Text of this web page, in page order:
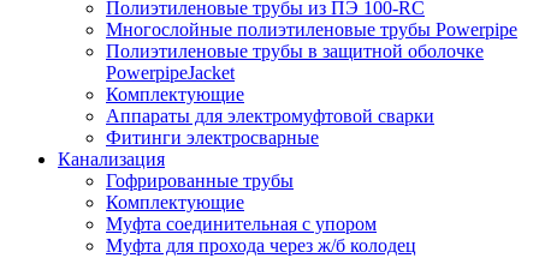
Полиэтиленовые трубы из ПЭ 100-RC
Многослойные полиэтиленовые трубы Powerpipe
Полиэтиленовые трубы в защитной оболочке
PowerpipeJacket
Комплектующие
Аппараты для электромуфтовой сварки
Фитинги электросварные
Канализация
Гофрированные трубы
Комплектующие
Муфта соединительная с упором
Муфта для прохода через ж/б колодец